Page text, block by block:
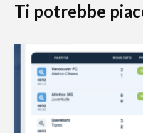
Ti potrebbe